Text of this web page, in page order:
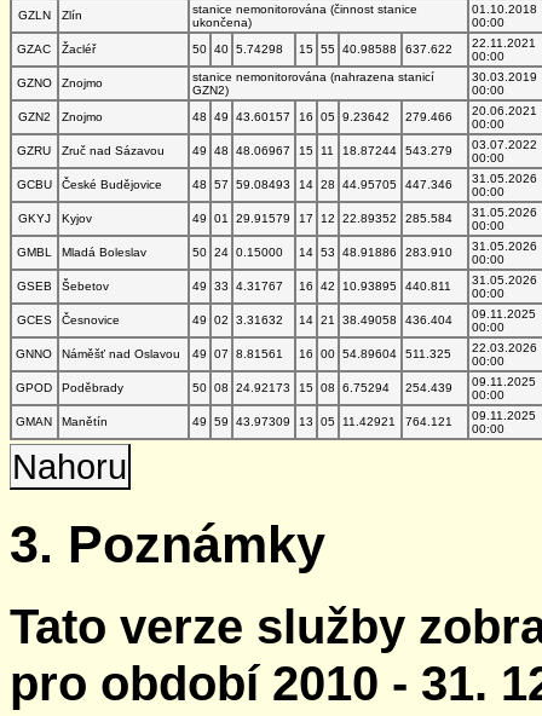
GZLN
Zlín
stanice nemonitorována (činnost stanice
ukončena)
01.10.2018
00:00
GZAC
Žacléř 50 40 5.74298 15 55 40.98588 637.622
22.11.2021
00:00
GZNO
Znojmo
stanice nemonitorována (nahrazena stanicí
GZN2)
30.03.2019
00:00
GZN2
Znojmo 48 49 43.60157 16 05 9.23642 279.466
20.06.2021
00:00
GZRU
Zruč nad Sázavou 49 48 48.06967 15 11 18.87244 543.279
03.07.2022
00:00
GCBU
České Budějovice 48 57 59.08493 14 28 44.95705 447.346
31.05.2026
00:00
GKYJ
Kyjov 49 01 29.91579 17 12 22.89352 285.584
31.05.2026
00:00
GMBL
Mladá Boleslav 50 24 0.15000 14 53 48.91886 283.910
31.05.2026
00:00
GSEB
Šebetov 49 33 4.31767 16 42 10.93895 440.811
31.05.2026
00:00
GCES
Česnovice 49 02 3.31632 14 21 38.49058 436.404
09.11.2025
00:00
GNNO
Náměšť nad Oslavou 49 07 8.81561 16 00 54.89604 511.325
22.03.2026
00:00
GPOD
Poděbrady 50 08 24.92173 15 08 6.75294 254.439
09.11.2025
00:00
GMAN
Manětín 49 59 43.97309 13 05 11.42921 764.121
09.11.2025
00:00
Nahoru
3. Poznámky
Tato verze služby
pro období 2010 - 31.